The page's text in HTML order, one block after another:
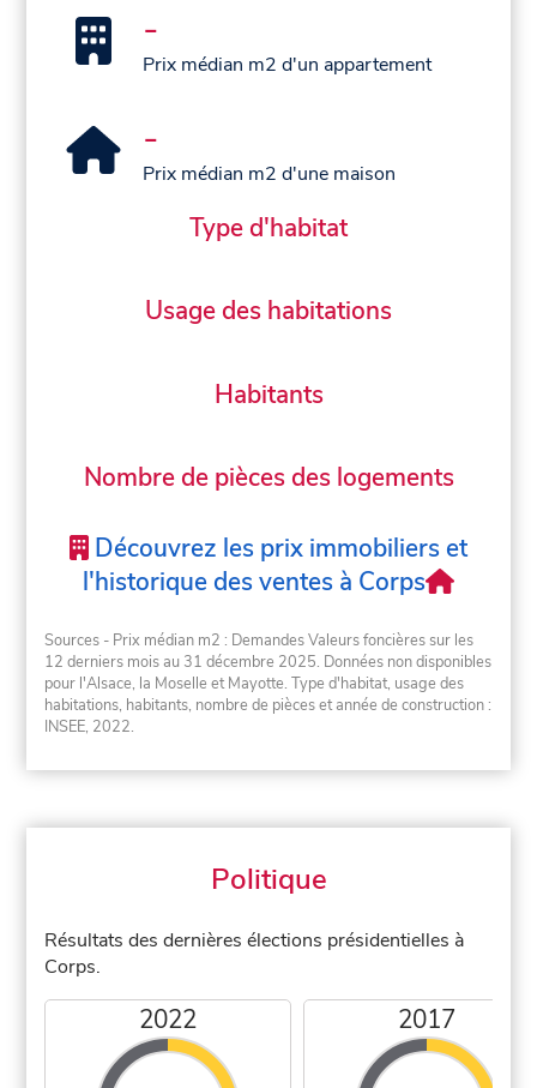
-
Prix médian m2 d'un appartement
-
Prix médian m2 d'une maison
Type d'habitat
Usage des habitations
Habitants
Nombre de pièces des logements
Découvrez les prix immobiliers et
l'historique des ventes à Corps
Sources - Prix médian m2 : Demandes Valeurs foncières sur les
12 derniers mois au 31 décembre 2025. Données non disponibles
pour l'Alsace, la Moselle et Mayotte. Type d'habitat, usage des
habitations, habitants, nombre de pièces et année de construction :
INSEE, 2022.
Politique
Résultats des dernières élections présidentielles à
Corps.
2022 2017